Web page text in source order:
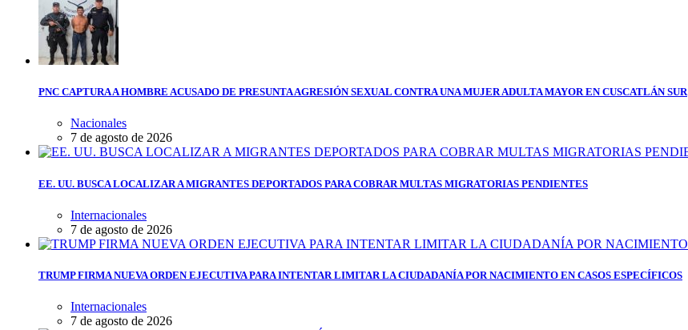
PNC CAPTURA A HOMBRE ACUSADO DE PRESUNTA AGRESIÓN SEXUAL CONTRA UNA MUJER ADULTA MAYOR EN CUSCATLÁN SUR
Nacionales
7 de agosto de 2026
EE. UU. BUSCA LOCALIZAR A MIGRANTES DEPORTADOS PARA COBRAR MULTAS MIGRATORIAS PENDIENTES
Internacionales
7 de agosto de 2026
TRUMP FIRMA NUEVA ORDEN EJECUTIVA PARA INTENTAR LIMITAR LA CIUDADANÍA POR NACIMIENTO EN CASOS ESPECÍFICOS
Internacionales
7 de agosto de 2026